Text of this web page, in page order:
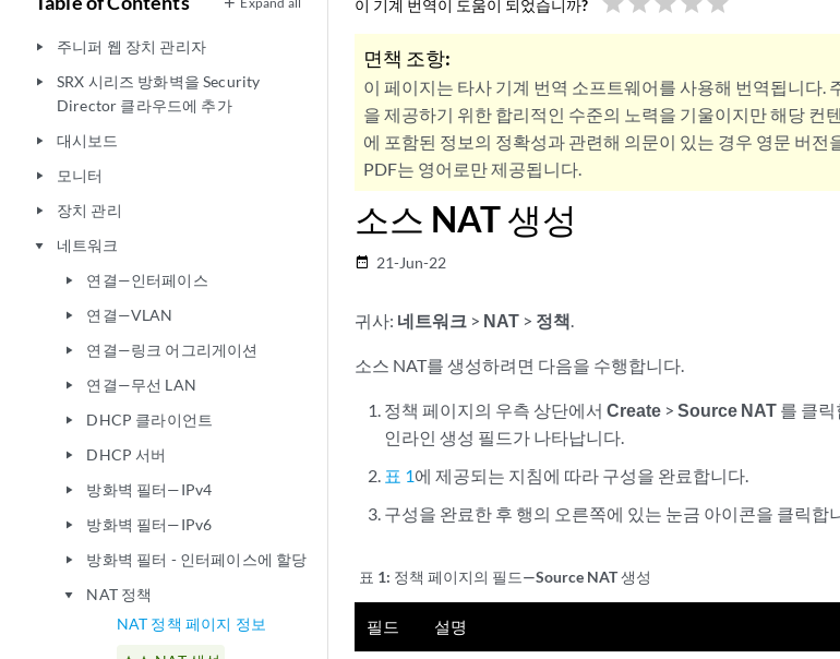
play_arrow 주니퍼 웹 장치 관리자
play_arrow
SRX 시리즈 방화벽을 Security
Director 클라우드에 추가
play_arrow 대시보드
play_arrow 모니터
play_arrow 장치 관리
play_arrow 네트워크
play_arrow 연결—인터페이스
play_arrow 연결—VLAN
play_arrow 연결—링크 어그리게이션
play_arrow 연결—무선 LAN
play_arrow DHCP 클라이언트
play_arrow DHCP 서버
play_arrow 방화벽 필터—IPv4
play_arrow 방화벽 필터—IPv6
play_arrow 방화벽 필터 - 인터페이스에 할당
play_arrow
NAT 정책
NAT 정책 페이지 정보
이 기계 번역이 도움이 되었습니까?
면책 조항:
이 페이지는 타사 기계 번역 소프트웨어를 사용해 번역됩니다.
을 제공하기 위한 합리적인 수준의 노력을 기울이지만 해당 컨
에 포함된 정보의 정확성과 관련해 의문이 있는 경우 영문 버
PDF는 영어로만 제공됩니다.
소스 NAT 생성
date_range 21-Jun-22
귀사: 네트워크 > NAT > 정책.
소스 NAT를 생성하려면 다음을 수행합니다.
정책 페이지의 우측 상단에서Create >Source NAT 를 클
인라인 생성 필드가 나타납니다.
표 1에 제공되는 지침에 따라 구성을 완료합니다.
구성을 완료한 후 행의 오른쪽에 있는 눈금 아이콘을 클릭합
표 1: 정책 페이지의 필드—Source NAT 생성
필드 설명